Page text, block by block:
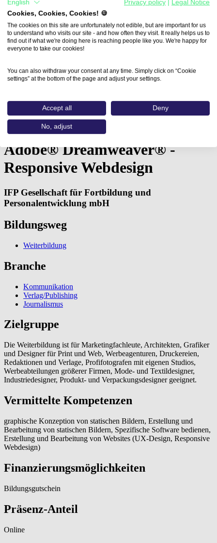
Aus- und Weiterbildungen
Adobe® Dreamweaver® - Responsive…
Adobe® Dreamweaver® -
Responsive Webdesign
IFP Gesellschaft für Fortbildung und
Personalentwicklung mbH
Bildungsweg
Weiterbildung
Branche
Kommunikation
Verlag/Publishing
Journalismus
Zielgruppe
Die Weiterbildung ist für Marketingfachleute, Architekten, Grafiker
und Designer für Print und Web, Werbeagenturen, Druckereien,
Redaktionen und Verlage, Profifotografen mit eigenen Studios,
Werbeabteilungen größerer Firmen, Mode- und Textildesigner,
Industriedesigner, Produkt- und Verpackungsdesigner geeignet.
Vermittelte Kompetenzen
graphische Konzeption von statischen Bildern, Erstellung und
Bearbeitung von statischen Bildern, Spezifische Software bedienen,
Erstellung und Bearbeitung von Websites (UX-Design, Responsive
Webdesign)
Finanzierungsmöglichkeiten
Bildungsgutschein
Präsenz-Anteil
Online
English Privacy policy
Legal Notice
Cookies, Cookies, Cookies! 🍪
The cookies on this site are unfortunately not edible, but are important for us
to understand who visits our site - and how often they visit. It really helps us to
find out if what we're doing here is reaching people like you. We're happy for
everyone to take our cookies!
You can also withdraw your consent at any time. Simply click on “Cookie
settings” at the bottom of the page and adjust your settings.
Accept all Deny
No, adjust